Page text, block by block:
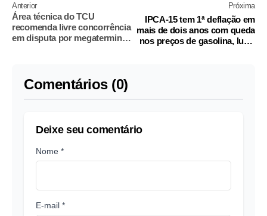
Anterior
Área técnica do TCU
recomenda livre concorrência
em disputa por megaterminal
Próxima
IPCA-15 tem 1ª deflação em
mais de dois anos com queda
nos preços de gasolina, luz e
Comentários (0)
Deixe seu comentário
Nome *
E-mail *